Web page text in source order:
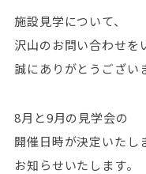
施設見学について、
沢山のお問い合わせを
誠にありがとうござい
8月と9月の見学会の
開催日時が決定いたし
お知らせいたします。